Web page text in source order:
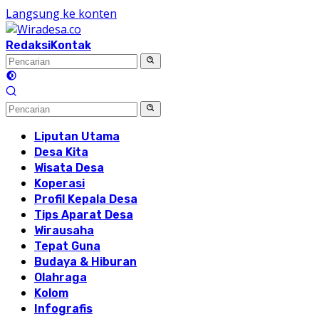
Langsung ke konten
RedaksiKontak
Liputan Utama
Desa Kita
Wisata Desa
Koperasi
Profil Kepala Desa
Tips Aparat Desa
Wirausaha
Tepat Guna
Budaya & Hiburan
Olahraga
Kolom
Infografis